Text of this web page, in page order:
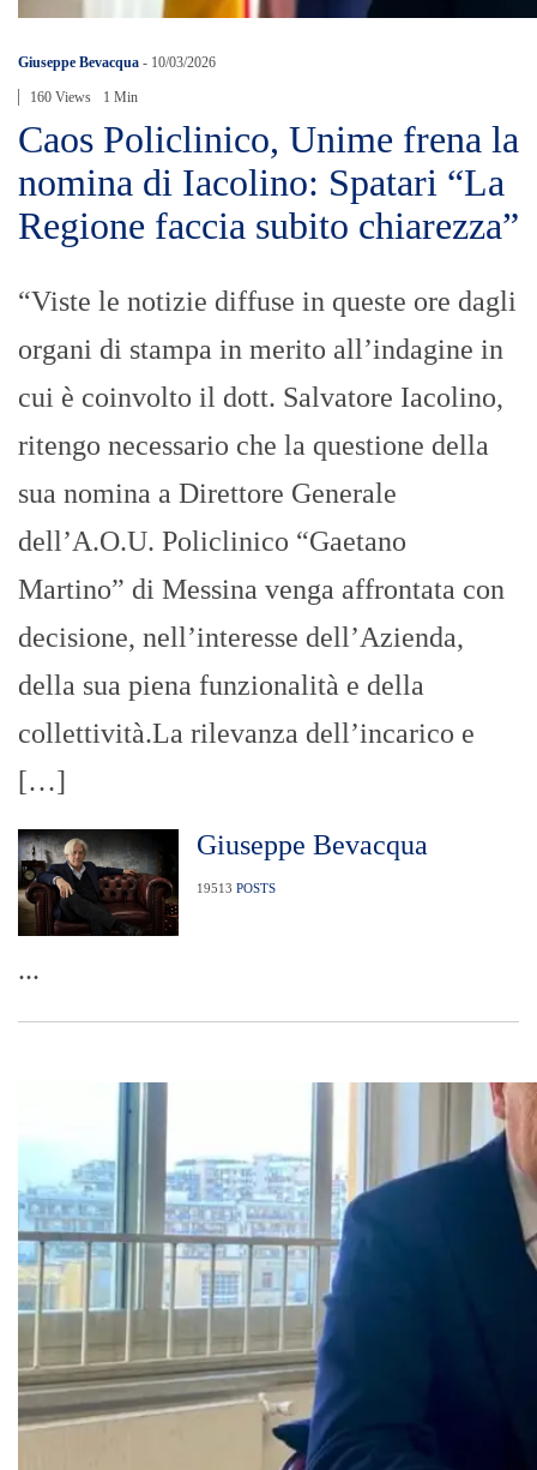
Giuseppe Bevacqua - 10/03/2026
160 Views 1 Min
Caos Policlinico, Unime frena la
nomina di Iacolino: Spatari “La
Regione faccia subito chiarezza”
“Viste le notizie diffuse in queste ore dagli
organi di stampa in merito all’indagine in
cui è coinvolto il dott. Salvatore Iacolino,
ritengo necessario che la questione della
sua nomina a Direttore Generale
dell’A.O.U. Policlinico “Gaetano
Martino” di Messina venga affrontata con
decisione, nell’interesse dell’Azienda,
della sua piena funzionalità e della
collettività.La rilevanza dell’incarico e
[…]
Giuseppe Bevacqua
19513 POSTS
...